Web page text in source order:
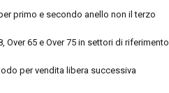
primo e secondo anello non il terzo
65 e Over 75 in settori di riferimento
per vendita libera successiva